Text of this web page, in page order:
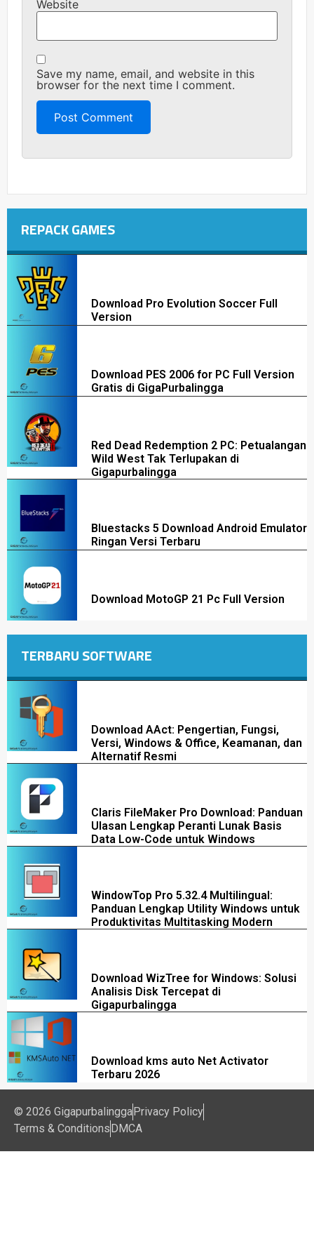
Website
Save my name, email, and website in this
browser for the next time I comment.
REPACK GAMES
Download Pro Evolution Soccer Full
Version
Download PES 2006 for PC Full Version
Gratis di GigaPurbalingga
Red Dead Redemption 2 PC: Petualangan
Wild West Tak Terlupakan di
Gigapurbalingga
Bluestacks 5 Download Android Emulator
Ringan Versi Terbaru
Download MotoGP 21 Pc Full Version
TERBARU SOFTWARE
Download AAct: Pengertian, Fungsi,
Versi, Windows & Office, Keamanan, dan
Alternatif Resmi
Claris FileMaker Pro Download: Panduan
Ulasan Lengkap Peranti Lunak Basis
Data Low-Code untuk Windows
WindowTop Pro 5.32.4 Multilingual:
Panduan Lengkap Utility Windows untuk
Produktivitas Multitasking Modern
Download WizTree for Windows: Solusi
Analisis Disk Tercepat di
Gigapurbalingga
Download kms auto Net Activator
Terbaru 2026
© 2026 Gigapurbalingga Privacy Policy
Terms & Conditions DMCA